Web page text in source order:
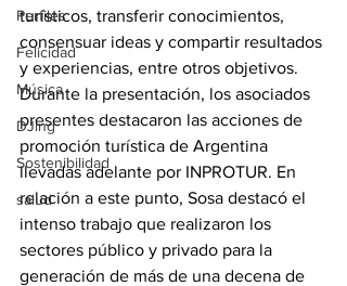
Perfiles
Felicidad
Música
DJing
Sostenibilidad
salud
turísticos, transferir conocimientos,
consensuar ideas y compartir resultados
y experiencias, entre otros objetivos.
Durante la presentación, los asociados
presentes destacaron las acciones de
promoción turística de Argentina
llevadas adelante por INPROTUR. En
relación a este punto, Sosa destacó el
intenso trabajo que realizaron los
sectores público y privado para la
generación de más de una decena de